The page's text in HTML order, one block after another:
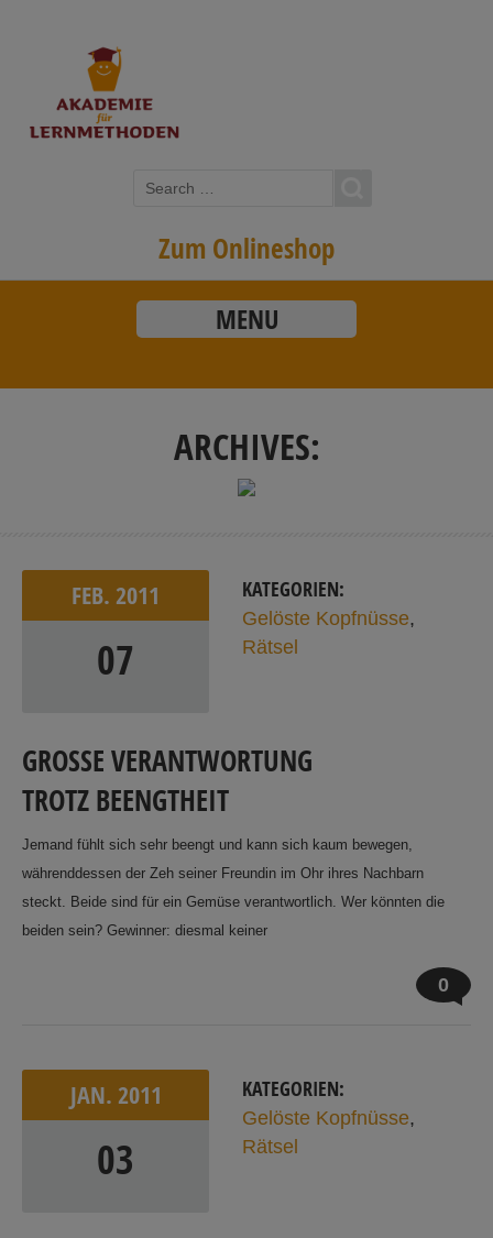
Zum Onlineshop
MENU
ARCHIVES:
FEB. 2011
07
KATEGORIEN:
Gelöste Kopfnüsse,
Rätsel
GROSSE VERANTWORTUNG T
ROTZ BEENGTHEIT
Jemand fühlt sich sehr beengt und kann sich kaum bewegen,
währenddessen der Zeh seiner Freundin im Ohr ihres Nachbarn
steckt. Beide sind für ein Gemüse verantwortlich. Wer könnten die
beiden sein? Gewinner: diesmal keiner
0
JAN. 2011
03
KATEGORIEN:
Gelöste Kopfnüsse,
Rätsel